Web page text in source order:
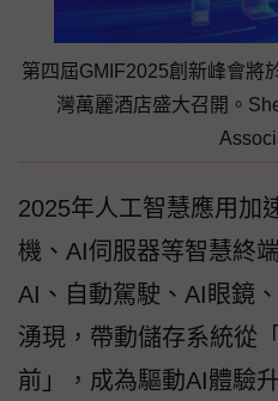
第四屆GMIF2025創新峰會將
灣萬麗酒店盛大召開。
2025年人工智慧應用加
機、AI伺服器等智慧終
AI、自動駕駛、AI眼鏡
湧現，帶動儲存系統從
前」，成為驅動AI體驗